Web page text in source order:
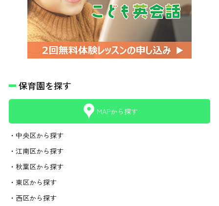
保育園を探す
MAPから探す
・中央区から探す
・江南区から探す
・秋葉区から探す
・東区から探す
・西区から探す